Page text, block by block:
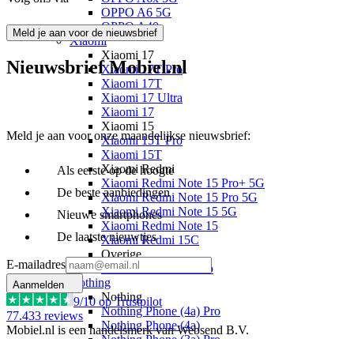
OPPO A6 5G
OPPO A40
Xiaomi
Xiaomi 17
Xiaomi 17T Pro
Xiaomi 17T
Xiaomi 17 Ultra
Xiaomi 17
Xiaomi 15
Xiaomi 15T Pro
Xiaomi 15T
Xiaomi Redmi
Xiaomi Redmi Note 15 Pro+ 5G
Xiaomi Redmi Note 15 Pro 5G
Xiaomi Redmi Note 15 5G
Xiaomi Redmi Note 15
Xiaomi Redmi 15C
Overige
Xiaomi Redmi A7 Pro
Nothing
Nothing
Nothing Phone (4a) Pro
Nothing Phone (4a)
Meld je aan voor de nieuwsbrief
Nieuwsbrief Mobiel.nl
Meld je aan voor onze maandelijkse nieuwsbrief:
Als eerste op de hoogte
De beste aanbiedingen
Nieuwe smartphones
De laatste nieuwtjes
E-mailadres
Aanmelden
9/10 op Trustpilot
77.433 reviews
Mobiel.nl is een handelsmerk van Websend B.V.